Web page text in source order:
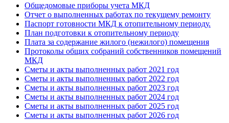
Общедомовые приборы учета МКД
Отчет о выполненных работах по текущему ремонту
Паспорт готовности МКД к отопительному периоду.
План подготовки к отопительному периоду
Плата за содержание жилого (нежилого) помещения
Протоколы общих собраний собственников помещений
МКД
Сметы и акты выполненных работ 2021 год
Сметы и акты выполненных работ 2022 год
Сметы и акты выполненных работ 2023 год
Сметы и акты выполненных работ 2024 год
Сметы и акты выполненных работ 2025 год
Сметы и акты выполненных работ 2026 год